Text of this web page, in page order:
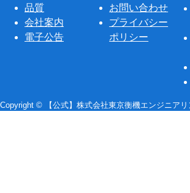
品質
会社案内
電子公告
お問い合わせ
プライバシー
ポリシー
Copyright © 【公式】株式会社東京衡機エンジニアリ